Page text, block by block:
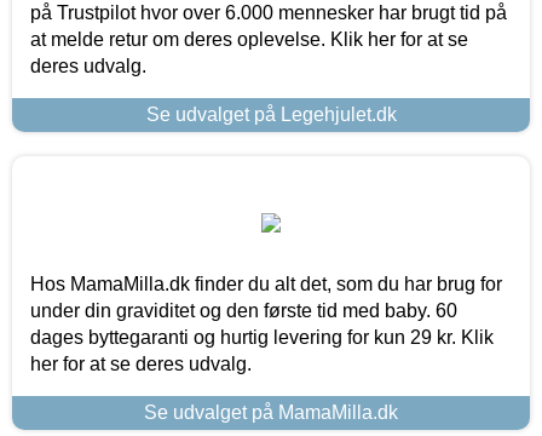
på Trustpilot hvor over 6.000 mennesker har brugt tid på
at melde retur om deres oplevelse. Klik her for at se
deres udvalg.
Se udvalget på Legehjulet.dk
Hos MamaMilla.dk finder du alt det, som du har brug for
under din graviditet og den første tid med baby. 60
dages byttegaranti og hurtig levering for kun 29 kr. Klik
her for at se deres udvalg.
Se udvalget på MamaMilla.dk